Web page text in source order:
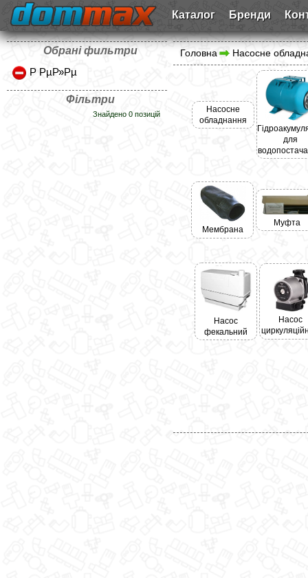
Каталог Бренди
Обрані фильтри
Р РµР»Рµ
Фільтри
Знайдено 0 позицій
Головна Насосне
Насосне
обладнання
для
Мембрана
Муфта
Насос
фекальний
Насос